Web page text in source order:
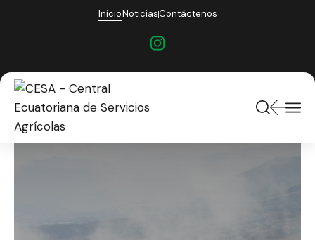
InicioNoticiasContáctenos
y